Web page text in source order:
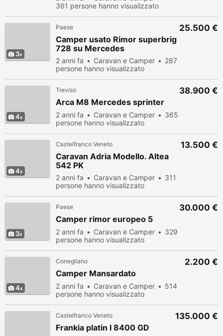
361 persone hanno visualizzato
3
Paese
Camper usato Rimor superbrig
728 su Mercedes
2 anni fa Caravan e Camper
287
persone hanno visualizzato
25.500 €
4
Treviso
Arca M8 Mercedes sprinter
2 anni fa Caravan e Camper
365
persone hanno visualizzato
38.900 €
4
Castelfranco Veneto
Caravan Adria Modello. Altea
542 PK
2 anni fa Caravan e Camper
311
persone hanno visualizzato
13.500 €
3
Paese
Camper rimor europeo 5
2 anni fa Caravan e Camper
329
persone hanno visualizzato
30.000 €
4
Conegliano
Camper Mansardato
2 anni fa Caravan e Camper
514
persone hanno visualizzato
2.200 €
Castelfranco Veneto
Frankia platin I 8400 GD
135.000 €